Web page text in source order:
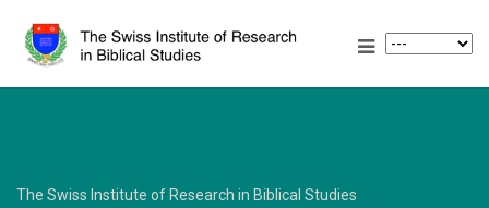
The Swiss Institute of Research in Biblical Studies